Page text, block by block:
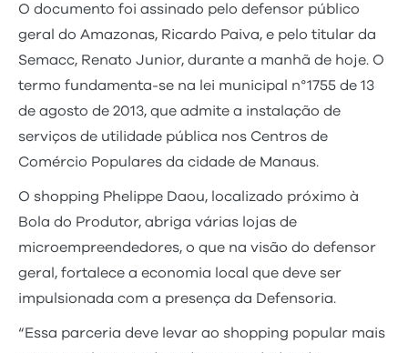
O documento foi assinado pelo defensor público
geral do Amazonas, Ricardo Paiva, e pelo titular da
Semacc, Renato Junior, durante a manhã de hoje. O
termo fundamenta-se na lei municipal n°1755 de 13
de agosto de 2013, que admite a instalação de
serviços de utilidade pública nos Centros de
Comércio Populares da cidade de Manaus.
O shopping Phelippe Daou, localizado próximo à
Bola do Produtor, abriga várias lojas de
microempreendedores, o que na visão do defensor
geral, fortalece a economia local que deve ser
impulsionada com a presença da Defensoria.
“Essa parceria deve levar ao shopping popular mais